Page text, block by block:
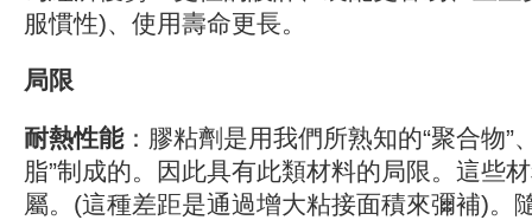
服慣性)、使用壽命更長。
局限
耐熱性能：膠粘劑是用我們所熟知的“聚合物”
脂”制成的。因此具有此類材料的局限。這些
屬。(這種差距是通過增大粘接面積來彌補)。